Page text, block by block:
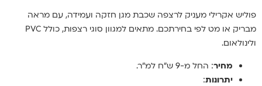
פוליש אקרילי מעניק לרצפה שכבת מגן חזקה ועמידה, עם מראה
מבריק או מט לפי בחירתכם. מתאים למגוון סוגי רצפות, כולל PVC
ולינולאום.
מחיר: החל מ-9 ש"ח למ"ר.
יתרונות: